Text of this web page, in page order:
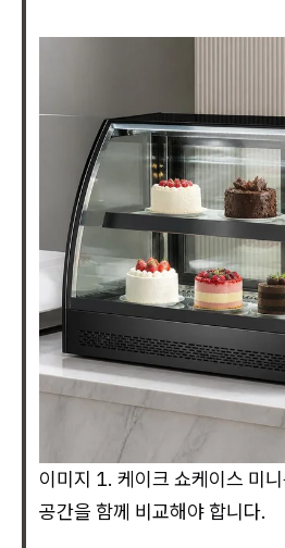
이미지 1. 케이크 쇼케이스 미
공간을 함께 비교해야 합니다.